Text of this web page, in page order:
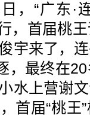
“广东·
，首届桃
宇来了，
，最终在
水上营谢
首届“桃王